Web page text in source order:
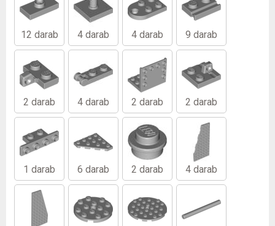
12 darab 4 darab 4 darab 9 darab
2 darab 4 darab 2 darab 2 darab
1 darab 6 darab 2 darab 4 darab